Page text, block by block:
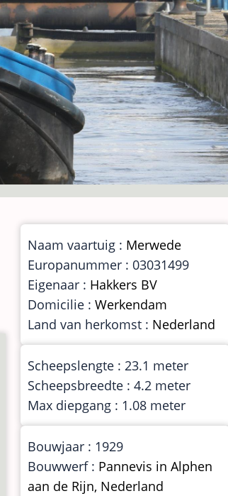
Naam vaartuig : Merwede
Europanummer : 03031499
Eigenaar : Hakkers BV
Domicilie :Werkendam
Land van herkomst : Nederland
Scheepslengte : 23.1 meter
Scheepsbreedte : 4.2 meter
Max diepgang : 1.08 meter
Bouwjaar : 1929
Bouwwerf : Pannevis in Alphen
aan de Rijn, Nederland